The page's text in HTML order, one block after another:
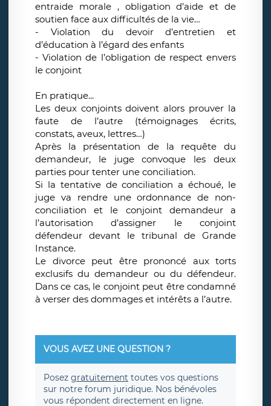
entraide morale , obligation d’aide et de
soutien face aux difficultés de la vie…
- Violation du devoir d’entretien et
d’éducation à l’égard des enfants
- Violation de l’obligation de respect envers
le conjoint
En pratique...
Les deux conjoints doivent alors prouver la
faute de l’autre (témoignages écrits,
constats, aveux, lettres…)
Après la présentation de la requête du
demandeur, le juge convoque les deux
parties pour tenter une conciliation.
Si la tentative de conciliation a échoué, le
juge va rendre une ordonnance de non-
conciliation et le conjoint demandeur a
l’autorisation d’assigner le conjoint
défendeur devant le tribunal de Grande
Instance.
Le divorce peut être prononcé aux torts
exclusifs du demandeur ou du défendeur.
Dans ce cas, le conjoint peut être condamné
à verser des dommages et intérêts a l’autre.
VOUS AVEZ UNE QUESTION ?
Posez gratuitement toutes vos questions
sur notre forum juridique. Nos bénévoles
vous répondent directement en ligne.